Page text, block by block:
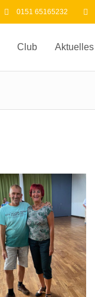
0151 65165232
Club Aktuelles